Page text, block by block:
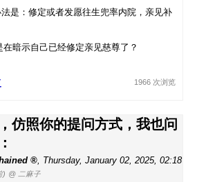
是：修定或者发愿往生兜率内院，亲见补
在暗示自己已经修定亲见慈尊了？
1966 次浏览
仿照你的提问方式，我也问
Thursday, January 02, 2025, 02:18
) @ 二麻子